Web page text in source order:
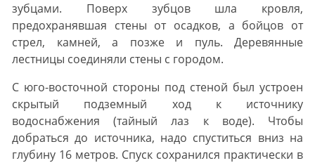
зубцами. Поверх зубцов шла кровля,
предохранявшая стены от осадков, а бойцов от
стрел, камней, а позже и пуль. Деревянные
лестницы соединяли стены с городом.
С юго-восточной стороны под стеной был устроен
скрытый подземный ход к источнику
водоснабжения (тайный лаз к воде). Чтобы
добраться до источника, надо спуститься вниз на
глубину 16 метров. Спуск сохранился практически в